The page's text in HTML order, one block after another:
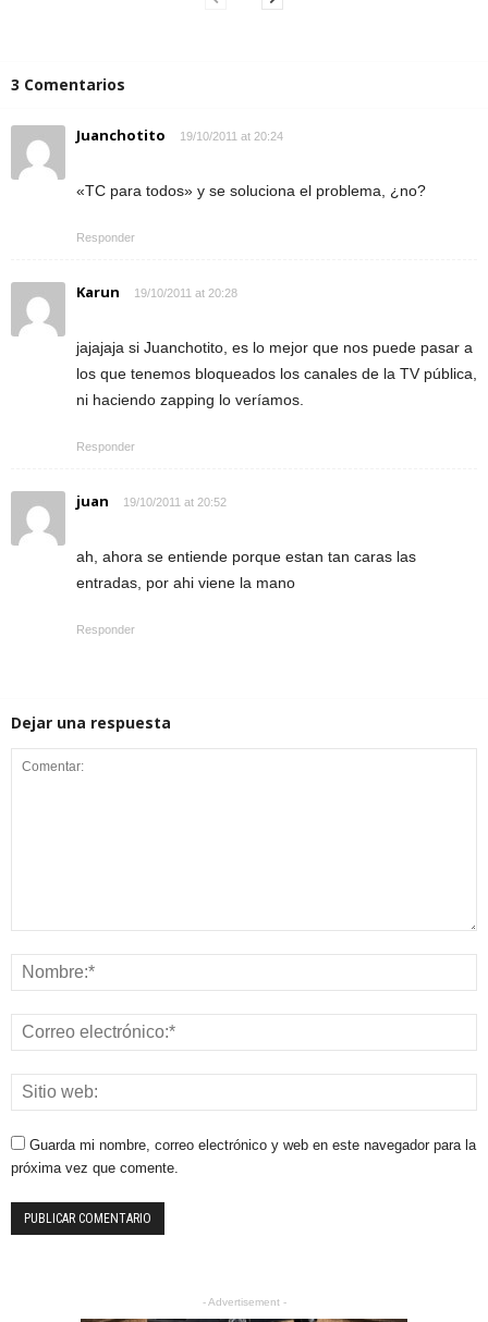
3 Comentarios
Juanchotito 19/10/2011 at 20:24
«TC para todos» y se soluciona el problema, ¿no?
Responder
Karun 19/10/2011 at 20:28
jajajaja si Juanchotito, es lo mejor que nos puede pasar a
los que tenemos bloqueados los canales de la TV pública,
ni haciendo zapping lo veríamos.
Responder
juan 19/10/2011 at 20:52
ah, ahora se entiende porque estan tan caras las
entradas, por ahi viene la mano
Responder
Dejar una respuesta
Guarda mi nombre, correo electrónico y web en este navegador para la
próxima vez que comente.
- Advertisement -